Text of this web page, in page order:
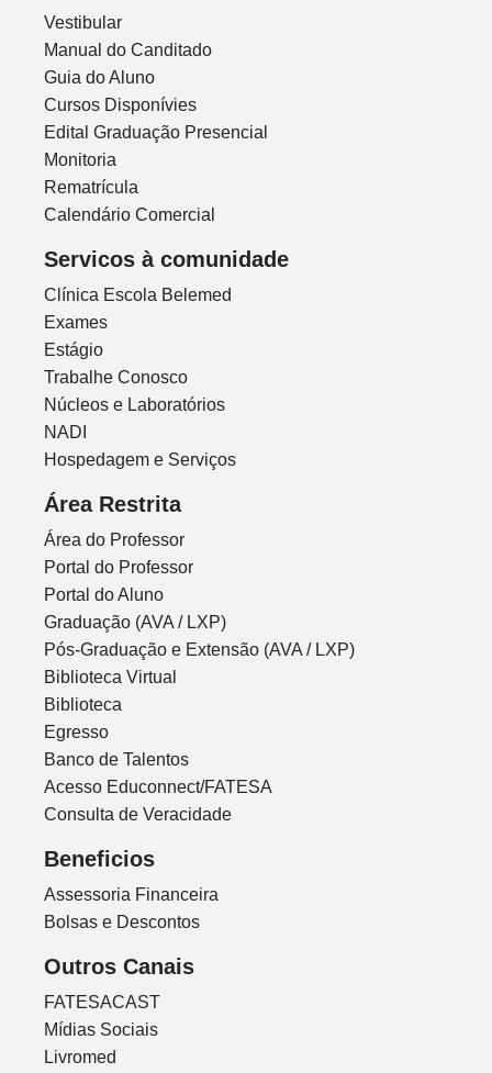
Vestibular
Manual do Canditado
Guia do Aluno
Cursos Disponívies
Edital Graduação Presencial
Monitoria
Rematrícula
Calendário Comercial
Servicos à comunidade
Clínica Escola Belemed
Exames
Estágio
Trabalhe Conosco
Núcleos e Laboratórios
NADI
Hospedagem e Serviços
Área Restrita
Área do Professor
Portal do Professor
Portal do Aluno
Graduação (AVA / LXP)
Pós-Graduação e Extensão (AVA / LXP)
Biblioteca Virtual
Biblioteca
Egresso
Banco de Talentos
Acesso Educonnect/FATESA
Consulta de Veracidade
Beneficios
Assessoria Financeira
Bolsas e Descontos
Outros Canais
FATESACAST
Mídias Sociais
Livromed